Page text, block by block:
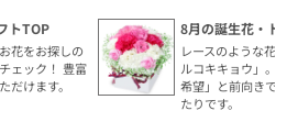
トTOP
花をお探しの
ェック！ 豊富
だけます。
8月の誕生花・ト
レースのような花
ルコキキョウ」。
希望」と前向きで
たりです。